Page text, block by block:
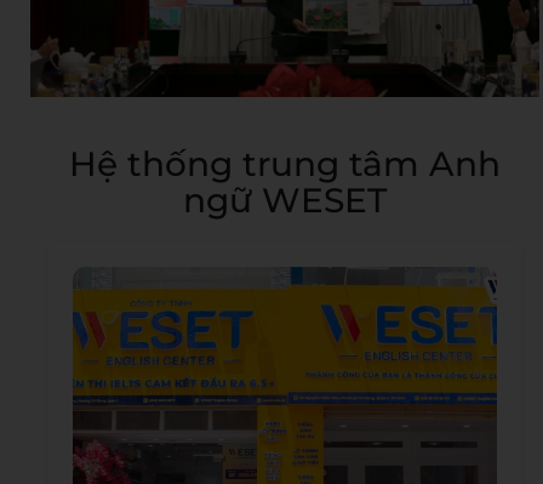
Hệ thống trung tâm Anh
ngữ WESET